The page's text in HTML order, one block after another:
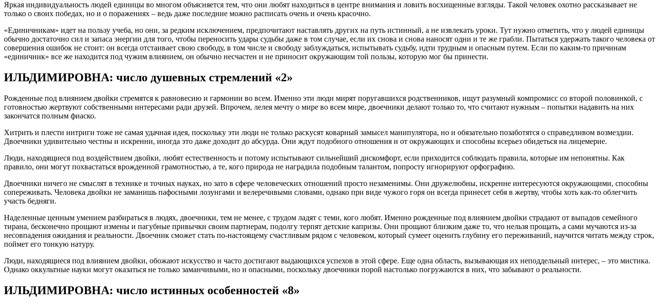
Яркая индивидуальность людей единицы во многом объясняется тем, что они любят находиться в центре внимания и ловить восхищенные взгляды. Такой человек охотно рассказывает не
только о своих победах, но и о поражениях – ведь даже последние можно расписать очень и очень красочно.
«Единичникам» идет на пользу учеба, но они, за редким исключением, предпочитают наставлять других на путь истинный, а не извлекать уроки. Тут нужно отметить, что у людей единицы
обычно достаточно сил и запаса энергии для того, чтобы переносить удары судьбы даже в том случае, если их снова и снова наносят одни и те же грабли. Пытаться удержать такого человека от
совершения ошибок не стоит: он всегда отстаивает свою свободу, в том числе и свободу заблуждаться, испытывать судьбу, идти трудным и опасным путем. Если по каким-то причинам
«единичник» все же находится под чужим влиянием, он обычно несчастен и не приносит окружающим той пользы, которую мог бы принести.
ИЛЬДИМИРОВНА: число душевных стремлений «2»
Рожденные под влиянием двойки стремятся к равновесию и гармонии во всем. Именно эти люди мирят поругавшихся родственников, ищут разумный компромисс со второй половинкой, с
готовностью жертвуют собственными интересами ради друзей. Впрочем, лелея мечту о мире во всем мире, двоечники делают только то, что считают нужным – попытки надавить на них
закончатся полным фиаско.
Хитрить и плести интриги тоже не самая удачная идея, поскольку эти люди не только раскусят коварный замысел манипулятора, но и обязательно позаботятся о справедливом возмездии.
Двоечники удивительно честны и искренни, иногда это даже доходит до абсурда. Они ждут подобного отношения и от окружающих и способны всерьез обидеться на лицемерие.
Люди, находящиеся под воздействием двойки, любят естественность и потому испытывают сильнейший дискомфорт, если приходится соблюдать правила, которые им непонятны. Как
правило, они могут похвастаться врожденной грамотностью, а те, кого природа не наградила подобным талантом, попросту игнорируют орфографию.
Двоечники ничего не смыслят в технике и точных науках, но зато в сфере человеческих отношений просто незаменимы. Они дружелюбны, искренне интересуются окружающими, способны
сопереживать. Человека двойки не заманишь пафосными лозунгами и велеречивыми словами, однако при виде чужого горя он всегда принесет себя в жертву, чтобы хоть как-то облегчить
участь бедняги.
Наделенные ценным умением разбираться в людях, двоечники, тем не менее, с трудом ладят с теми, кого любят. Именно рожденные под влиянием двойки страдают от выпадов семейного
тирана, бесконечно прощают измены и пагубные привычки своим партнерам, подолгу терпят детские капризы. Они прощают близким даже то, что нельзя прощать, а сами мучаются из-за
несовпадения ожидания и реальности. Двоечник сможет стать по-настоящему счастливым рядом с человеком, который сумеет оценить глубину его переживаний, научится читать между строк,
поймет его тонкую натуру.
Люди, находящиеся под влиянием двойки, обожают искусство и часто достигают выдающихся успехов в этой сфере. Еще одна область, вызывающая их неподдельный интерес, – это мистика.
Однако оккультные науки могут оказаться не только заманчивыми, но и опасными, поскольку двоечники порой настолько погружаются в них, что забывают о реальности.
ИЛЬДИМИРОВНА: число истинных особенностей «8»